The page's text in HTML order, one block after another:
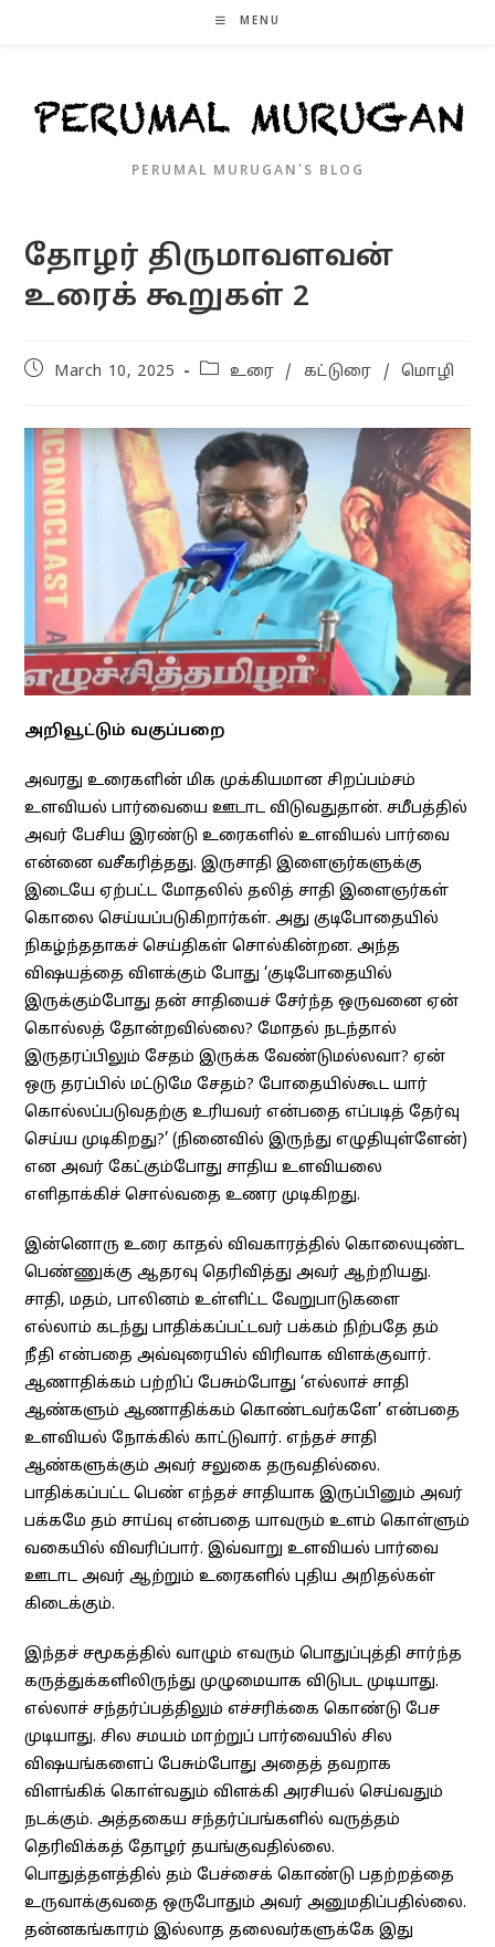
MENU
PERUMAL MURUGAN'S BLOG
தோழர் திருமாவளவன்
உரைக் கூறுகள் 2
PostMarch 10, 2025
Postஉரை / கட்டுரை / மொழி
அறிவூட்டும் வகுப்பறை
அவரது உரைகளின் மிக முக்கியமான சிறப்பம்சம்
உளவியல் பார்வையை ஊடாட விடுவதுதான். சமீபத்தில்
அவர் பேசிய இரண்டு உரைகளில் உளவியல் பார்வை
என்னை வசீகரித்தது. இருசாதி இளைஞர்களுக்கு
இடையே ஏற்பட்ட மோதலில் தலித் சாதி இளைஞர்கள்
கொலை செய்யப்படுகிறார்கள். அது குடிபோதையில்
நிகழ்ந்ததாகச் செய்திகள் சொல்கின்றன. அந்த
விஷயத்தை விளக்கும் போது ‘குடிபோதையில்
இருக்கும்போது தன் சாதியைச் சேர்ந்த ஒருவனை ஏன்
கொல்லத் தோன்றவில்லை? மோதல் நடந்தால்
இருதரப்பிலும் சேதம் இருக்க வேண்டுமல்லவா? ஏன்
ஒரு தரப்பில் மட்டுமே சேதம்? போதையில்கூட யார்
கொல்லப்படுவதற்கு உரியவர் என்பதை எப்படித் தேர்வு
செய்ய முடிகிறது?’ (நினைவில் இருந்து எழுதியுள்ளேன்)
என அவர் கேட்கும்போது சாதிய உளவியலை
எளிதாக்கிச் சொல்வதை உணர முடிகிறது.
இன்னொரு உரை காதல் விவகாரத்தில் கொலையுண்ட
பெண்ணுக்கு ஆதரவு தெரிவித்து அவர் ஆற்றியது.
சாதி, மதம், பாலினம் உள்ளிட்ட வேறுபாடுகளை
எல்லாம் கடந்து பாதிக்கப்பட்டவர் பக்கம் நிற்பதே தம்
நீதி என்பதை அவ்வுரையில் விரிவாக விளக்குவார்.
ஆணாதிக்கம் பற்றிப் பேசும்போது ‘எல்லாச் சாதி
ஆண்களும் ஆணாதிக்கம் கொண்டவர்களே’ என்பதை
உளவியல் நோக்கில் காட்டுவார். எந்தச் சாதி
ஆண்களுக்கும் அவர் சலுகை தருவதில்லை.
பாதிக்கப்பட்ட பெண் எந்தச் சாதியாக இருப்பினும் அவர்
பக்கமே தம் சாய்வு என்பதை யாவரும் உளம் கொள்ளும்
வகையில் விவரிப்பார். இவ்வாறு உளவியல் பார்வை
ஊடாட அவர் ஆற்றும் உரைகளில் புதிய அறிதல்கள்
கிடைக்கும்.
இந்தச் சமூகத்தில் வாழும் எவரும் பொதுப்புத்தி சார்ந்த
கருத்துக்களிலிருந்து முழுமையாக விடுபட முடியாது.
எல்லாச் சந்தர்ப்பத்திலும் எச்சரிக்கை கொண்டு பேச
முடியாது. சில சமயம் மாற்றுப் பார்வையில் சில
விஷயங்களைப் பேசும்போது அதைத் தவறாக
விளங்கிக் கொள்வதும் விளக்கி அரசியல் செய்வதும்
நடக்கும். அத்தகைய சந்தர்ப்பங்களில் வருத்தம்
தெரிவிக்கத் தோழர் தயங்குவதில்லை.
பொதுத்தளத்தில் தம் பேச்சைக் கொண்டு பதற்றத்தை
உருவாக்குவதை ஒருபோதும் அவர் அனுமதிப்பதில்லை.
தன்னகங்காரம் இல்லாத தலைவர்களுக்கே இது